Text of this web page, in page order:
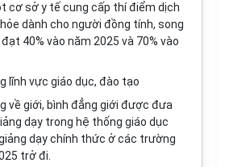
cơ sở y tế cung cấp thí điểm dịch
dành cho người đồng tính, song
40% vào năm 2025 và 70% vào
lĩnh vực giáo dục, đào tạo
về giới, bình đẳng giới được đưa
dạy trong hệ thống giáo dục
dạy chính thức ở các trường
trở đi.